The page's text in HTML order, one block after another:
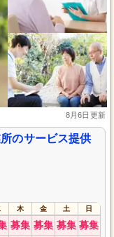
8月6日更新
のサービス提供
木 金 土 日
募集 募集 募集 募集